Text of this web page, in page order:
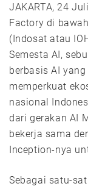
JAKARTA, 24
Factory di
(Indosat atau
Semesta AI,
berbasis AI
memperkuat
nasional
dari gerakan AI
bekerja sama
Inception-nya
Sebagai satu-